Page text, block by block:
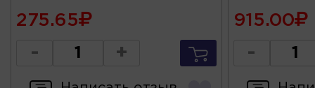
275.65
- +
915.00
-